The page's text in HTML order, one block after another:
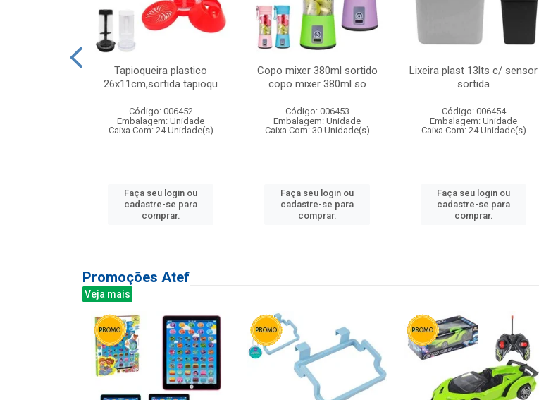
Tapioqueira plastico
26x11cm,sortida tapioqu
Código: 006452
Embalagem: Unidade
Caixa Com: 24 Unidade(s)
Faça seu login ou
cadastre-se para
comprar.
Copo mixer 380ml sortido
copo mixer 380ml so
Código: 006453
Embalagem: Unidade
Caixa Com: 30 Unidade(s)
Faça seu login ou
cadastre-se para
comprar.
Lixeira plast 13lts c/ sensor
sortida
Código: 006454
Embalagem: Unidade
Caixa Com: 24 Unidade(s)
Faça seu login ou
cadastre-se para
comprar.
Promoções Atef
Veja mais